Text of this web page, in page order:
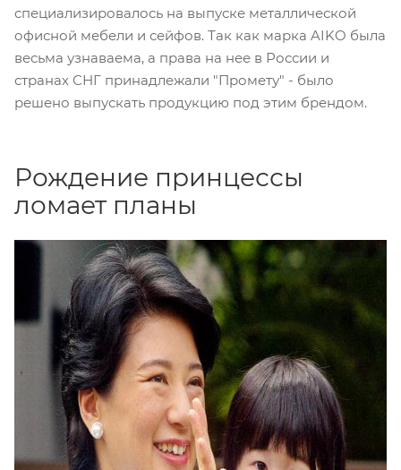
специализировалось на выпуске металлической
офисной мебели и сейфов. Так как марка AIKO была
весьма узнаваема, а права на нее в России и
странах СНГ принадлежали "Промету" - было
решено выпускать продукцию под этим брендом.
Рождение принцессы
ломает планы